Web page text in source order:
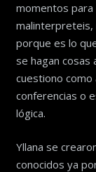
momentos para
malinterpreteis,
porque es lo
se hagan cosas
cuestiono como
conferencias o
lógica.
Yllana se
conocidos ya